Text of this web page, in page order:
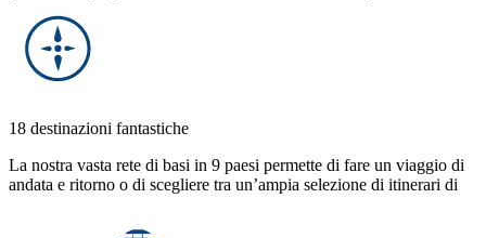
18 destinazioni fantastiche
La nostra vasta rete di basi in 9 paesi permette di fare un viaggio di
andata e ritorno o di scegliere tra un’ampia selezione di itinerari di